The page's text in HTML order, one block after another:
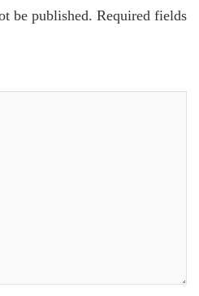
be published. Required fields